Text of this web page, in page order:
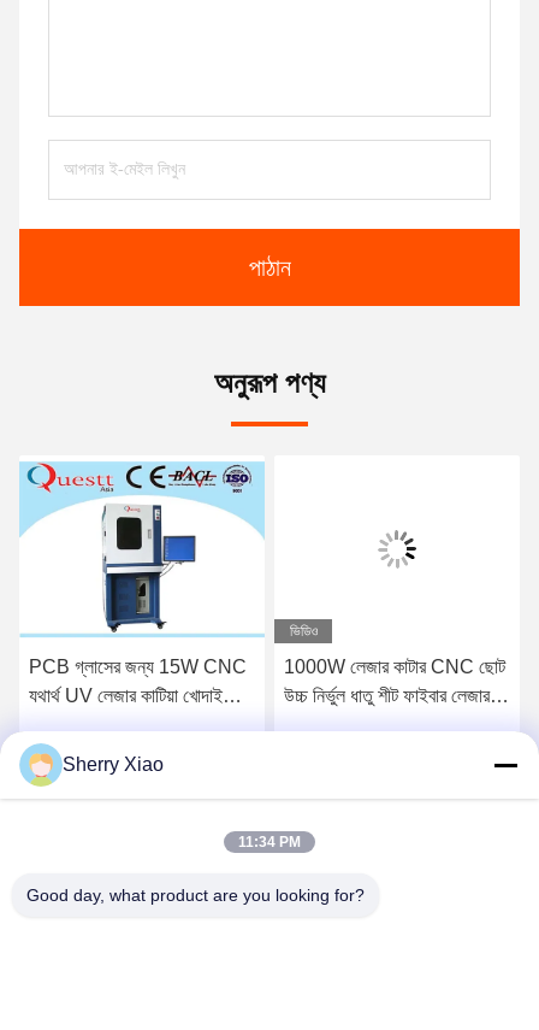
পাঠান
অনুরূপ পণ্য
PCB গ্লাসের জন্য 15W CNC
যথার্থ UV লেজার কাটিয়া খোদাই
ভিডিও
1000W লেজার কাটার CNC ছোট
উচ্চ নির্ভুল ধাতু শীট ফাইবার লেজার
Sherry Xiao
11:34 PM
Good day, what product are you looking for?